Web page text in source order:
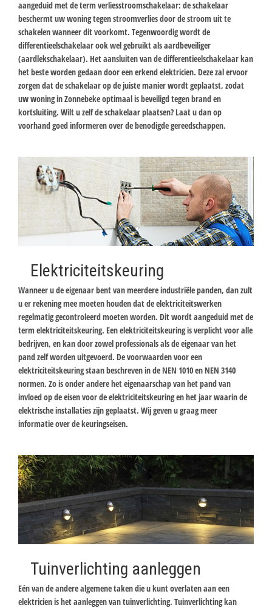
aangeduid met de term verliesstroomschakelaar: de schakelaar
beschermt uw woning tegen stroomverlies door de stroom uit te
schakelen wanneer dit voorkomt. Tegenwoordig wordt de
differentieelschakelaar ook wel gebruikt als aardbeveiliger
(aardlekschakelaar). Het aansluiten van de differentieelschakelaar kan
het beste worden gedaan door een erkend elektricien. Deze zal ervoor
zorgen dat de schakelaar op de juiste manier wordt geplaatst, zodat
uw woning in Zonnebeke optimaal is beveiligd tegen brand en
kortsluiting. Wilt u zelf de schakelaar plaatsen? Laat u dan op
voorhand goed informeren over de benodigde gereedschappen.
Elektriciteitskeuring
Wanneer u de eigenaar bent van meerdere industriële panden, dan zult
u er rekening mee moeten houden dat de elektriciteitswerken
regelmatig gecontroleerd moeten worden. Dit wordt aangeduid met de
term elektriciteitskeuring. Een elektriciteitskeuring is verplicht voor alle
bedrijven, en kan door zowel professionals als de eigenaar van het
pand zelf worden uitgevoerd. De voorwaarden voor een
elektriciteitskeuring staan beschreven in de NEN 1010 en NEN 3140
normen. Zo is onder andere het eigenaarschap van het pand van
invloed op de eisen voor de elektriciteitskeuring en het jaar waarin de
elektrische installaties zijn geplaatst. Wij geven u graag meer
informatie over de keuringseisen.
Tuinverlichting aanleggen
Eén van de andere algemene taken die u kunt overlaten aan een
elektricien is het aanleggen van tuinverlichting. Tuinverlichting kan